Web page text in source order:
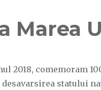
Marea
2018, comemoram
desavarsirea statului